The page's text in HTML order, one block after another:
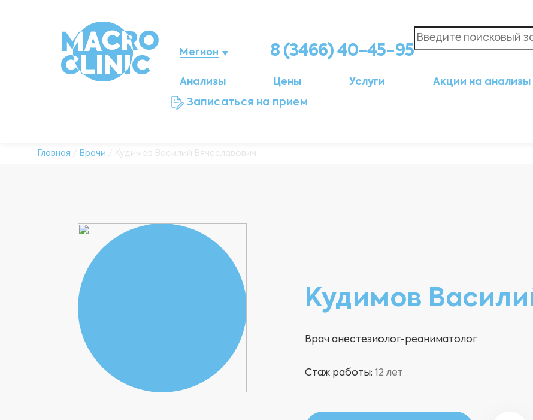
Мегион
Нижневартовск
Сургут
8 (3466) 40-45-95
Анализы Цены Услуги Акции на анализы
Записаться на прием
Главная / Врачи / Кудимов Василий Вячеславович
Кудимов
Врач анестезиолог-реаниматолог
Стаж работы: 12 лет